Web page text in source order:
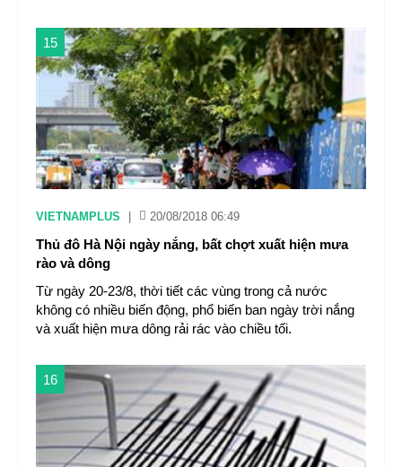
15
VIETNAMPLUS 20/08/2018 06:49
Thủ đô Hà Nội ngày nắng, bất chợt xuất hiện mưa
rào và dông
Từ ngày 20-23/8, thời tiết các vùng trong cả nước
không có nhiều biến động, phổ biến ban ngày trời nắng
và xuất hiện mưa dông rải rác vào chiều tối.
16